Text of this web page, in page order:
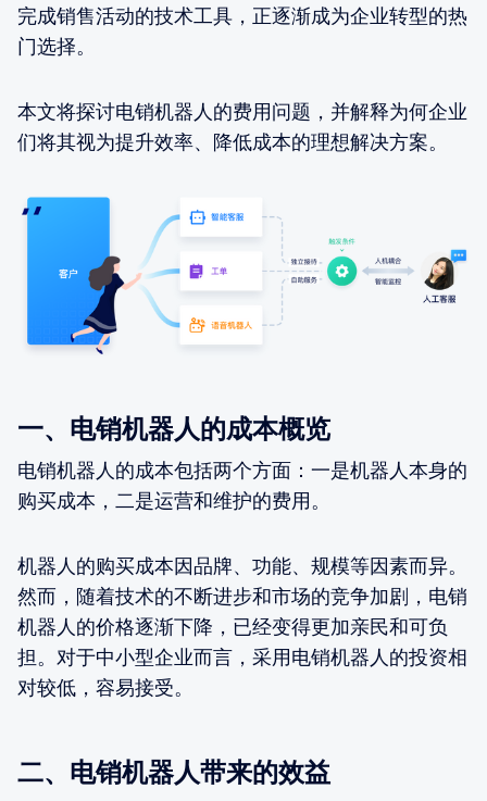
完成销售活动的技术工具，正逐渐成为企业转型的热
门选择。
本文将探讨电销机器人的费用问题，并解释为何企业
们将其视为提升效率、降低成本的理想解决方案。
一、电销机器人的成本概览
电销机器人的成本包括两个方面：一是机器人本身的
购买成本，二是运营和维护的费用。
机器人的购买成本因品牌、功能、规模等因素而异。
然而，随着技术的不断进步和市场的竞争加剧，电销
机器人的价格逐渐下降，已经变得更加亲民和可负
担。对于中小型企业而言，采用电销机器人的投资相
对较低，容易接受。
二、电销机器人带来的效益